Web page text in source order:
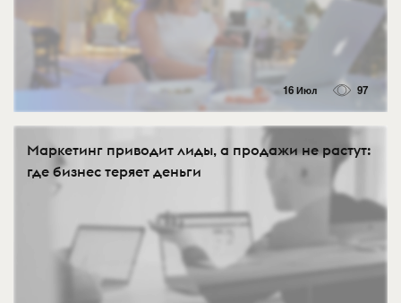
16 Июл 97
Маркетинг приводит лиды, а продажи не растут:
где бизнес теряет деньги